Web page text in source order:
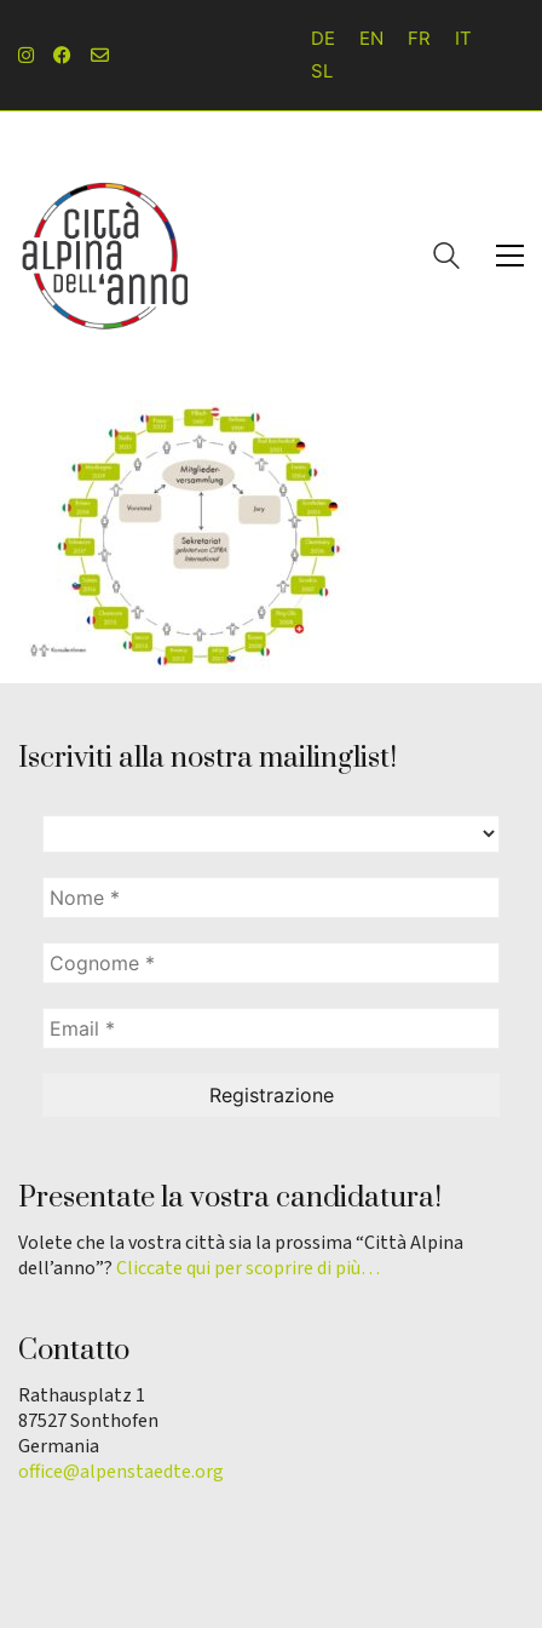
DE EN FR
IT
SL
Iscriviti alla nostra mailinglist!
Presentate la vostra candidatura!
Volete che la vostra città sia la prossima “Città Alpina
dell’anno”?Cliccate qui per scoprire di più…
Contatto
Rathausplatz 1
87527 Sonthofen
Germania
office@alpenstaedte.org